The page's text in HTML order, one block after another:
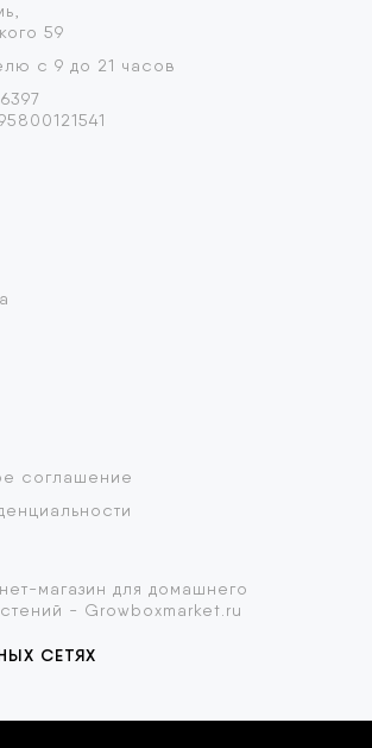
59
с 9 до 21 часов
соглашение
магазин для домашнего
- Growboxmarket.ru
СЕТЯХ